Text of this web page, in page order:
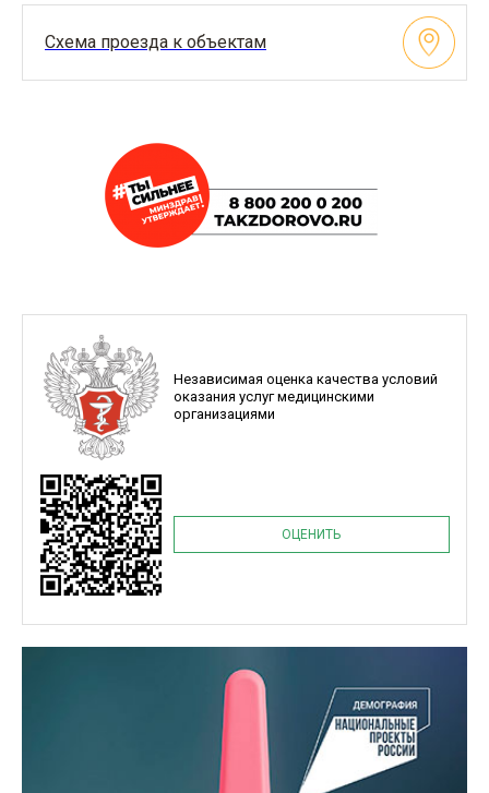
Схема проезда к объектам
Независимая оценка качества условий
оказания услуг медицинскими
организациями
ОЦЕНИТЬ